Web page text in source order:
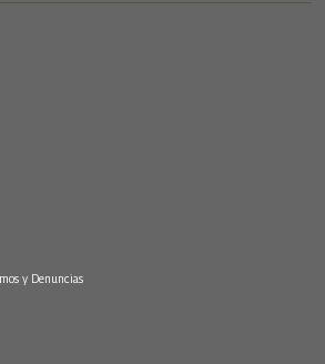
y Denuncias